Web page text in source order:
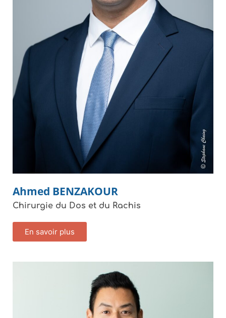
Ahmed BENZAKOUR
Chirurgie du Dos et du Rachis
En savoir plus